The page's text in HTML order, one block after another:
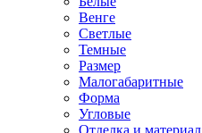
Венге
Светлые
Темные
Размер
Малогабаритные
Форма
Угловые
Отделка и материал